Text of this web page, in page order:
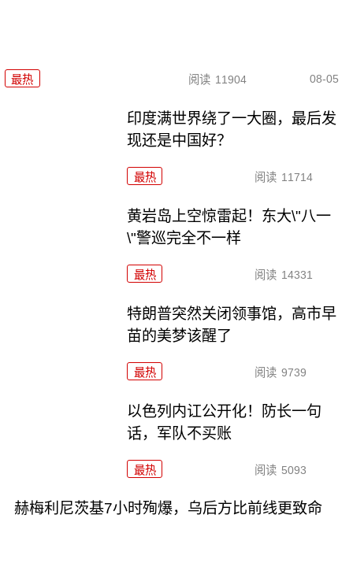
最热 阅读 11904 08-05
印度满世界绕了一大圈，最后发
现还是中国好？
最热 阅读 11714
黄岩岛上空惊雷起！东大\"八一
\"警巡完全不一样
最热 阅读 14331
特朗普突然关闭领事馆，高市早
苗的美梦该醒了
最热 阅读 9739
以色列内讧公开化！防长一句
话，军队不买账
最热 阅读 5093
赫梅利尼茨基7小时殉爆，乌后方比前线更致命